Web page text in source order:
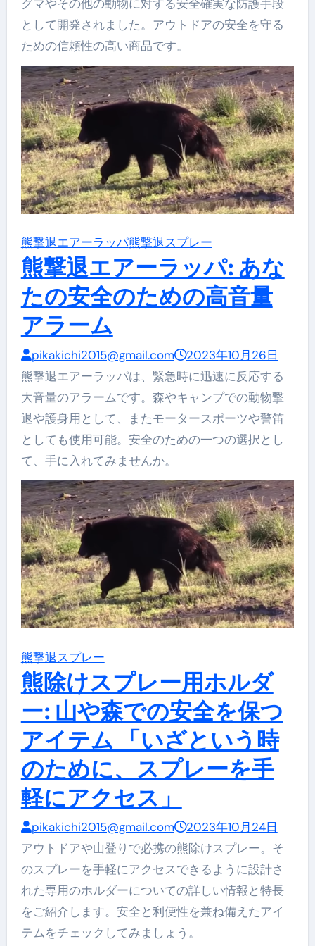
グマやその他の動物に対する安全確実な防護手段
として開発されました。アウトドアの安全を守る
ための信頼性の高い商品です。
熊撃退エアーラッパ熊撃退スプレー
熊撃退エアーラッパ: あな
たの安全のための高音量
アラーム
pikakichi2015@gmail.com
2023年10月26日
熊撃退エアーラッパは、緊急時に迅速に反応する
大音量のアラームです。森やキャンプでの動物撃
退や護身用として、またモータースポーツや警笛
としても使用可能。安全のための一つの選択とし
て、手に入れてみませんか。
熊撃退スプレー
熊除けスプレー用ホルダ
ー: 山や森での安全を保つ
アイテム 「いざという時
のために、スプレーを手
軽にアクセス」
pikakichi2015@gmail.com
2023年10月24日
アウトドアや山登りで必携の熊除けスプレー。そ
のスプレーを手軽にアクセスできるように設計さ
れた専用のホルダーについての詳しい情報と特長
をご紹介します。安全と利便性を兼ね備えたアイ
テムをチェックしてみましょう。